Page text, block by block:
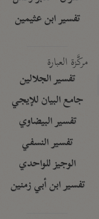
تفسير ابن عثيمين
مركَّزة العبارة
تفسير الجلالين
جامع البيان للإيجي
تفسير البيضاوي
تفسير النسفي
الوجيز للواحدي
تفسير ابن أبي زمنين